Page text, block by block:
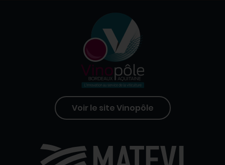
Voir le site Vinopôle